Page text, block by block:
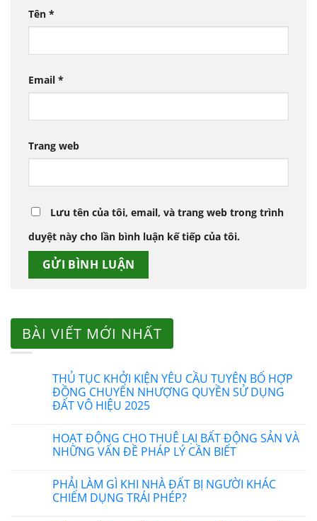
Tên *
Email *
Trang web
Lưu tên của tôi, email, và trang web trong trình
duyệt này cho lần bình luận kế tiếp của tôi.
BÀI VIẾT MỚI NHẤT
THỦ TỤC KHỞI KIỆN YÊU CẦU TUYÊN BỐ HỢP
ĐỒNG CHUYỂN NHƯỢNG QUYỀN SỬ DỤNG
ĐẤT VÔ HIỆU 2025
HOẠT ĐỘNG CHO THUÊ LẠI BẤT ĐỘNG SẢN VÀ
NHỮNG VẤN ĐỀ PHÁP LÝ CẦN BIẾT
PHẢI LÀM GÌ KHI NHÀ ĐẤT BỊ NGƯỜI KHÁC
CHIẾM DỤNG TRÁI PHÉP?